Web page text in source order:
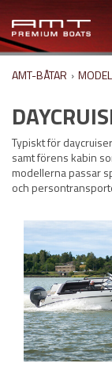
AMT-BÅTAR ›
Typiskt för
samt förens kabin
modellerna passar
och